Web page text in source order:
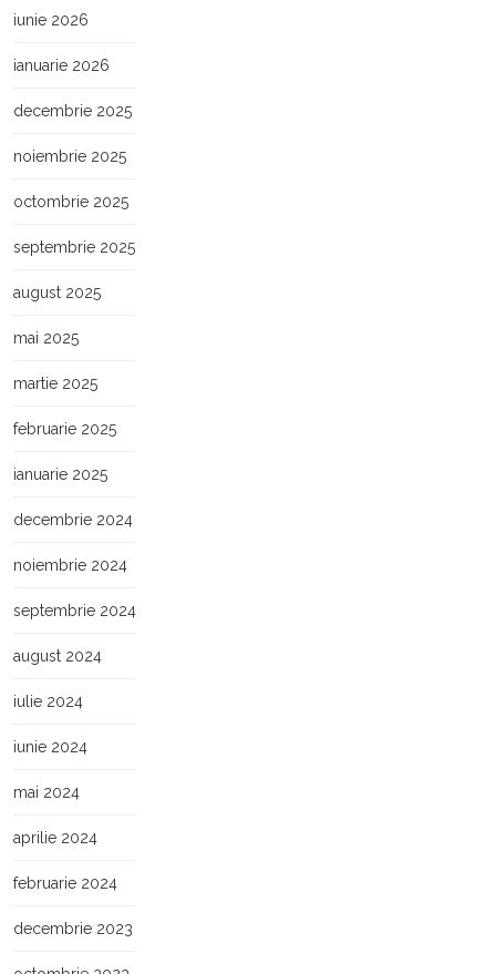
iunie 2026
ianuarie 2026
decembrie 2025
noiembrie 2025
octombrie 2025
septembrie 2025
august 2025
mai 2025
martie 2025
februarie 2025
ianuarie 2025
decembrie 2024
noiembrie 2024
septembrie 2024
august 2024
iulie 2024
iunie 2024
mai 2024
aprilie 2024
februarie 2024
decembrie 2023